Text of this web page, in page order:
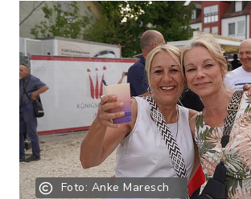
Foto: Anke Maresch